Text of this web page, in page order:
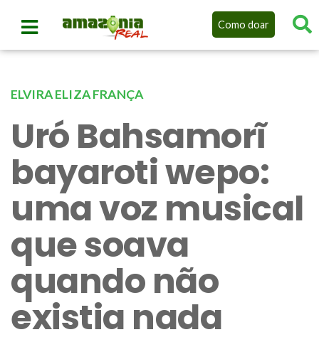
Como doar
ELVIRA ELIZA FRANÇA
Uró Bahsamorĩ
bayaroti wepo:
uma voz musical
que soava
quando não
existia nada